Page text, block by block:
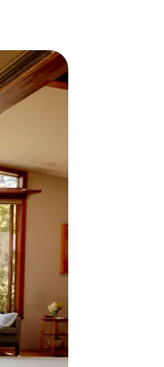
et en les faisant glisser.